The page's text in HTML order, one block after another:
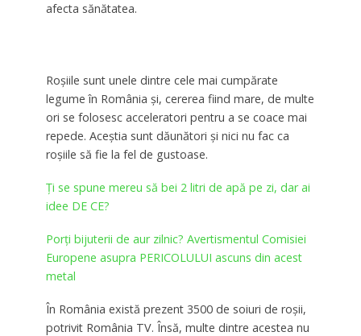
afecta sănătatea.
Roşiile sunt unele dintre cele mai cumpărate
legume în România şi, cererea fiind mare, de multe
ori se folosesc acceleratori pentru a se coace mai
repede. Aceştia sunt dăunători şi nici nu fac ca
roşiile să fie la fel de gustoase.
Ți se spune mereu să bei 2 litri de apă pe zi, dar ai
idee DE CE?
Porți bijuterii de aur zilnic? Avertismentul Comisiei
Europene asupra PERICOLULUI ascuns din acest
metal
În România există prezent 3500 de soiuri de roşii,
potrivit România TV. Însă, multe dintre acestea nu